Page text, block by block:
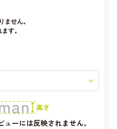
ません。
す。
ーには反映されません。